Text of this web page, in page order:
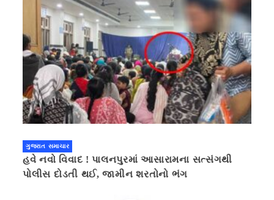
ગુજરાત સમાચાર
હવે નવો વિવાદ ! પાલનપુરમાં આસારામના સત્સંગથી
પોલીસ દોડતી થઈ, જામીન શરતોનો ભંગ